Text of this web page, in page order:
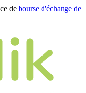
de bourse d'échange de